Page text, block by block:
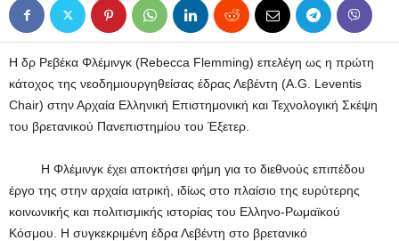
Η δρ Ρεβέκα Φλέμινγκ (Rebecca Flemming) επελέγη ως η πρώτη
κάτοχος της νεοδημιουργηθείσας έδρας Λεβέντη (A.G. Leventis
Chair) στην Αρχαία Ελληνική Επιστημονική και Τεχνολογική Σκέψη
του βρετανικού Πανεπιστημίου του Έξετερ.
Η Φλέμινγκ έχει αποκτήσει φήμη για το διεθνούς επιπέδου
έργο της στην αρχαία ιατρική, ιδίως στο πλαίσιο της ευρύτερης
κοινωνικής και πολιτισμικής ιστορίας του Ελληνο-Ρωμαϊκού
Κόσμου. Η συγκεκριμένη έδρα Λεβέντη στο βρετανικό